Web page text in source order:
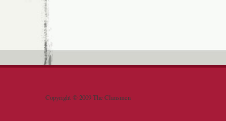
Copyright © 2009 The Clansmen